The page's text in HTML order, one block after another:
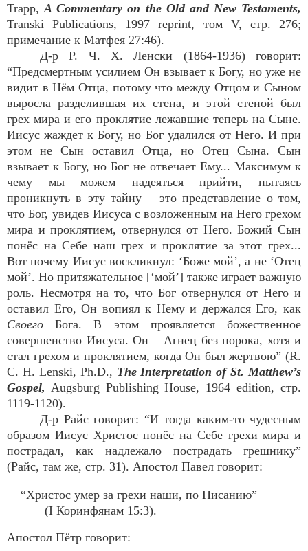
Trapp,A Commentary on the Old and New Testaments,
Transki Publications, 1997 reprint, том V, стр. 276;
примечание к Матфея 27:46).
Д-р Р. Ч. Х. Ленски (1864-1936) говорит:
“Предсмертным усилием Он взывает к Богу, но уже не
видит в Нём Отца, потому что между Отцом и Сыном
выросла разделившая их стена, и этой стеной был
грех мира и его проклятие лежавшие теперь на Сыне.
Иисус жаждет к Богу, но Бог удалился от Него. И при
этом не Сын оставил Отца, но Отец Сына. Сын
взывает к Богу, но Бог не отвечает Ему... Максимум к
чему мы можем надеяться прийти, пытаясь
проникнуть в эту тайну – это представление о том,
что Бог, увидев Иисуса с возложенным на Него грехом
мира и проклятием, отвернулся от Него. Божий Сын
понёс на Себе наш грех и проклятие за этот грех...
Вот почему Иисус воскликнул: ‘Боже мой’, а не ‘Отец
мой’. Но притяжательное [‘мой’] также играет важную
роль. Несмотря на то, что Бог отвернулся от Него и
оставил Его, Он вопиял к Нему и держался Его, как
Своего Бога. В этом проявляется божественное
совершенство Иисуса. Он – Агнец без порока, хотя и
стал грехом и проклятием, когда Он был жертвою” (R.
C. H. Lenski, Ph.D., The Interpretation of St. Matthew’s
Gospel, Augsburg Publishing House, 1964 edition, стр.
1119-1120).
Д-р Райс говорит: “И тогда каким-то чудесным
образом Иисус Христос понёс на Себе грехи мира и
пострадал, как надлежало пострадать грешнику”
(Райс, там же, стр. 31). Апостол Павел говорит:
“Христос умер за грехи наши, по Писанию”
(I Коринфянам 15:3).
Апостол Пётр говорит: